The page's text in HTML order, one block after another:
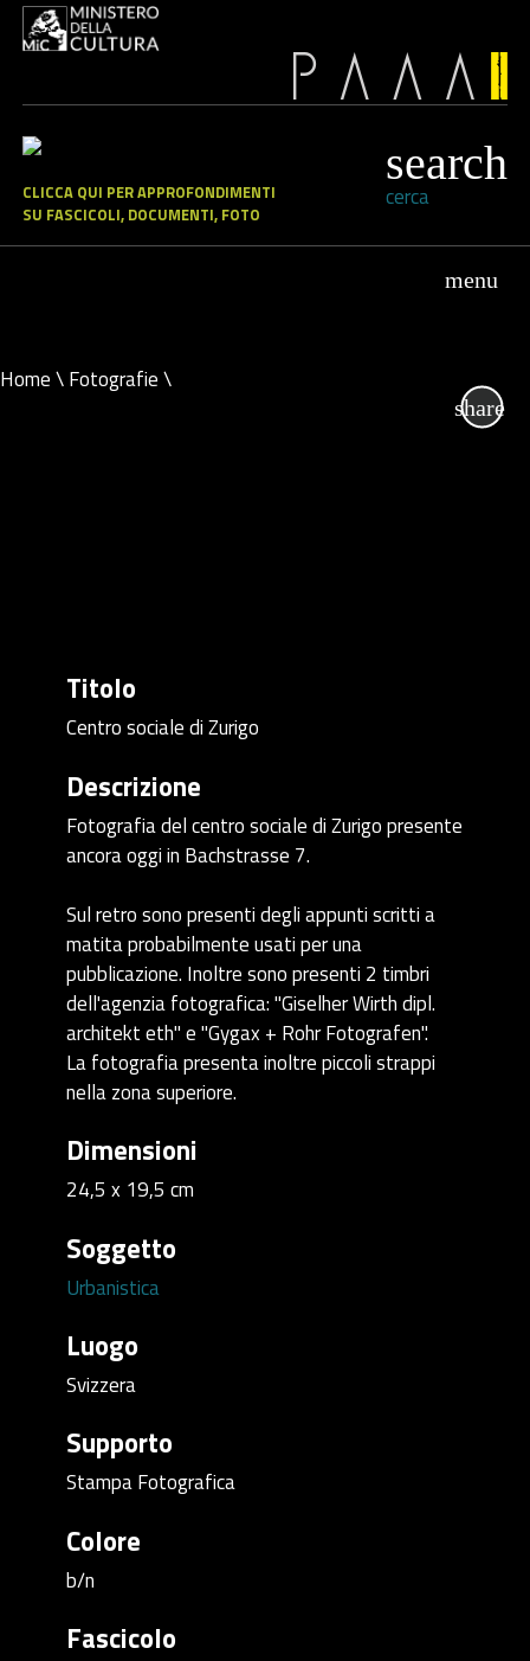
CLICCA QUI PER APPROFONDIMENTI
SU FASCICOLI, DOCUMENTI, FOTO
cerca
Home\Fotografie\
Titolo
Centro sociale di Zurigo
Descrizione
Fotografia del centro sociale di Zurigo presente
ancora oggi in Bachstrasse 7.
Sul retro sono presenti degli appunti scritti a
matita probabilmente usati per una
pubblicazione. Inoltre sono presenti 2 timbri
dell'agenzia fotografica: "Giselher Wirth dipl.
architekt eth" e "Gygax + Rohr Fotografen".
La fotografia presenta inoltre piccoli strappi
nella zona superiore.
Dimensioni
24,5 x 19,5 cm
Soggetto
Urbanistica
Luogo
Svizzera
Supporto
Stampa Fotografica
Colore
b/n
Fascicolo